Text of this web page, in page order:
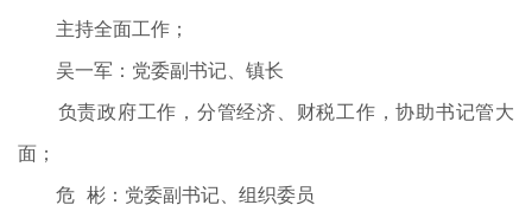
主持全面工作；
吴一军：党委副书记、镇长
负责政府工作，分管经济、财税工作，协助书记管大
面；
危 彬：党委副书记、组织委员